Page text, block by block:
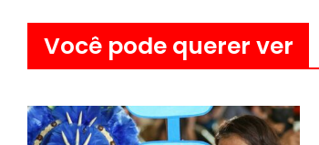
Você pode querer ver